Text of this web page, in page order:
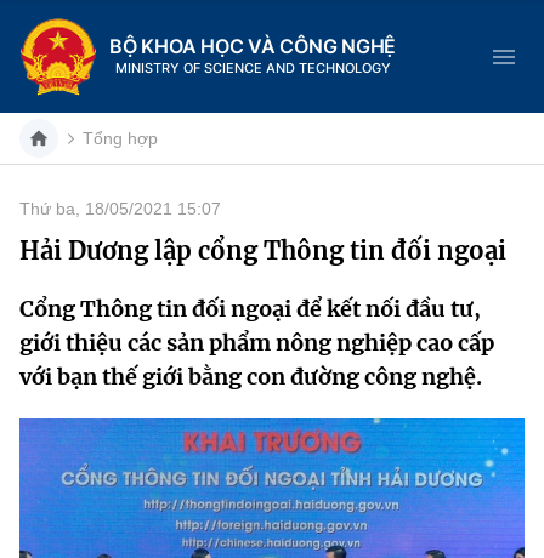
BỘ KHOA HỌC VÀ CÔNG NGHỆ
MINISTRY OF SCIENCE AND TECHNOLOGY
Danh mục
Giới thiệu
Cơ cấu tổ chức
Lịch sử phát triển
Khoa học và Công nghệ
Đổi mới sáng tạo
Dịch vụ công
Hệ thống văn bản
Tổng hợp
Thứ ba, 18/05/2021 15:07
Hải Dương lập cổng Thông tin đối ngoại
Cổng Thông tin đối ngoại để kết nối đầu tư,
giới thiệu các sản phẩm nông nghiệp cao cấp
với bạn thế giới bằng con đường công nghệ.